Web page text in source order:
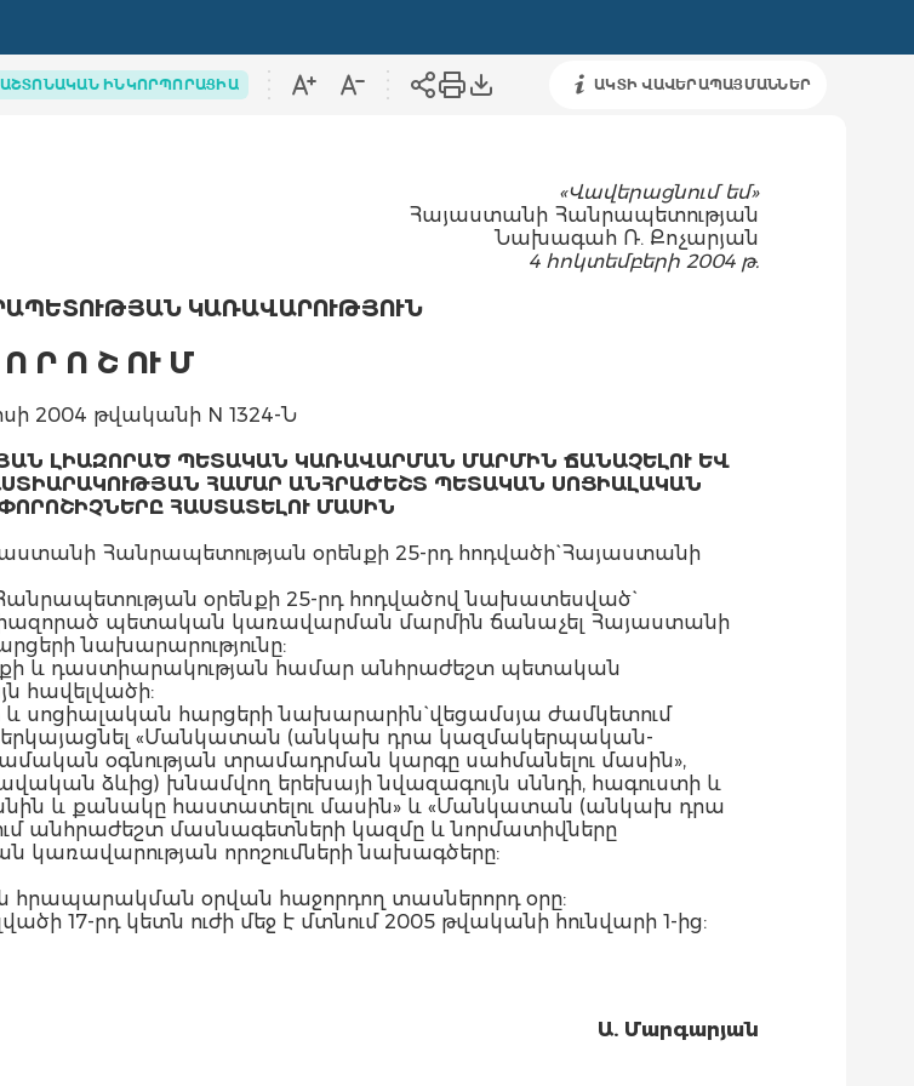
ԻՆԿՈՐՊՈՐԱՑԻԱ ԱԿՏԻ ՎԱՎԵՐԱՊԱՅՄԱՆՆԵՐ
«Վավերացնում եմ»
Հայաստանի Հանրապետության
Նախագահ Ռ. Քոչարյան
4 հոկտեմբերի 2004 թ.
ԿԱՌԱՎԱՐՈՒԹՅՈՒՆ
Ո Ր Ո Շ ՈՒ Մ
2004 թվականի N 1324-Ն
ԼԻԱԶՈՐԱԾ ՊԵՏԱԿԱՆ ԿԱՌԱՎԱՐՄԱՆ ՄԱՐՄԻՆ ՃԱՆԱՉԵԼՈՒ ԵՎ
ՀԱՄԱՐ ԱՆՀՐԱԺԵՇՏ ՊԵՏԱԿԱՆ ՍՈՑԻԱԼԱԿԱՆ
ՀԱՍՏԱՏԵԼՈՒ ՄԱՍԻՆ
Հանրապետության օրենքի 25-րդ հոդվածի` Հայաստանի
օրենքի 25-րդ հոդվածով նախատեսված`
պետական կառավարման մարմին ճանաչել Հայաստանի
նախարարությունը:
և դաստիարակության համար անհրաժեշտ պետական
հավելվածի:
հարցերի նախարարին` վեցամսյա ժամկետում
«Մանկատան (անկախ դրա կազմակերպական-
օգնության տրամադրման կարգը սահմանելու մասին»,
ձևից) խնամվող երեխայի նվազագույն սննդի, հագուստի և
և քանակը հաստատելու մասին» և «Մանկատան (անկախ դրա
անհրաժեշտ մասնագետների կազմը և նորմատիվները
կառավարության որոշումների նախագծերը:
հրապարակման օրվան հաջորդող տասներորդ օրը:
17-րդ կետն ուժի մեջ է մտնում 2005 թվականի հունվարի 1-ից:
Ա. Մարգարյան